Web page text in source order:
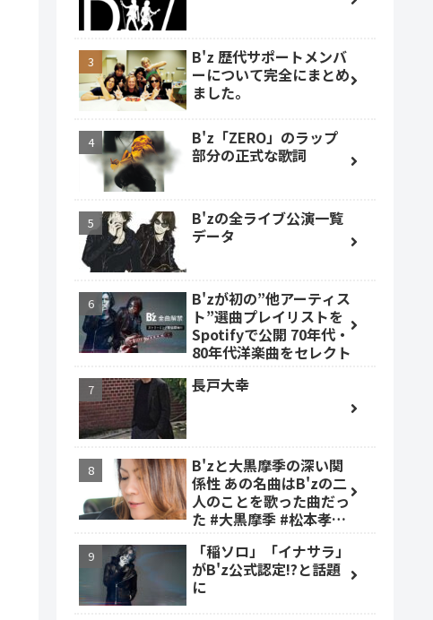
B'z 歴代サポートメンバ
ーについて完全にまとめ
ました。
B'z「ZERO」のラップ
部分の正式な歌詞
B'zの全ライブ公演一覧
データ
B'zが初の”他アーティス
ト”選曲プレイリストを
Spotifyで公開 70年代・
80年代洋楽曲をセレクト
長戸大幸
B'zと大黒摩季の深い関
係性 あの名曲はB'zの二
人のことを歌った曲だっ
た #大黒摩季 #松本孝弘
「稲ソロ」「イナサラ」
がB'z公式認定!?と話題
に